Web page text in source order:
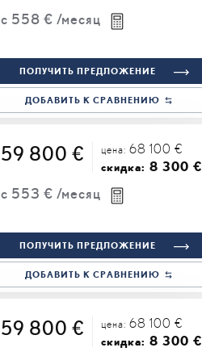
с 558 € /месяц
ПОЛУЧИТЬ ПРЕДЛОЖЕНИЕ
ДОБАВИТЬ К СРАВНЕНИЮ
59 800 € цена: 68 100 €
скидка: 8 300 €
с 553 € /месяц
ПОЛУЧИТЬ ПРЕДЛОЖЕНИЕ
ДОБАВИТЬ К СРАВНЕНИЮ
59 800 € цена: 68 100 €
скидка: 8 300 €